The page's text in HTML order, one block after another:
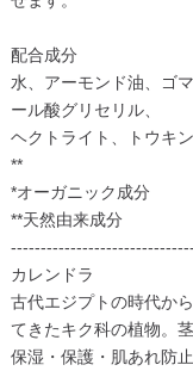
配合成分
水、アーモンド油、ゴ
ール酸グリセリル、
ヘクトライト、トウキ
**
*オーガニック成分
**天然由来成分
カレンドラ
古代エジプトの時代か
てきたキク科の植物。
保湿・保護・肌あれ防